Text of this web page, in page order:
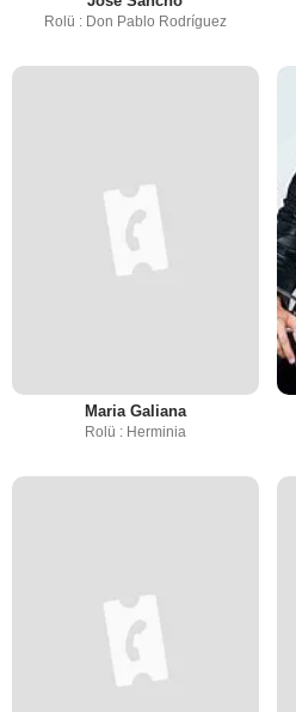
Rolü : Don Pablo Rodríguez
Maria Galiana
Rolü : Herminia